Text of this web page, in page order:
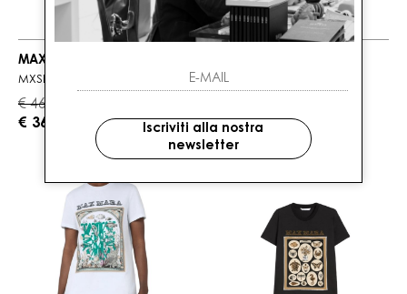
MAX MARA
MXSBRONTE
€ 460.00
€ 368.00
MXMVISCHIO
€ 440.00
Iscriviti alla nostra
newsletter